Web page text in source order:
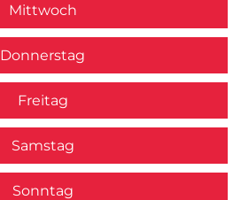
Mittwoch
Donnerstag
Freitag
Samstag
Sonntag